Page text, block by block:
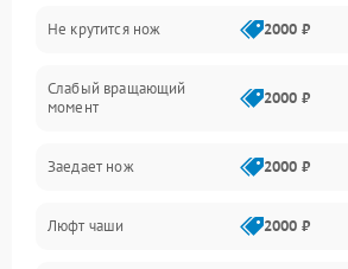
Не крутится нож 2000 ₽
Слабый вращающий
момент
2000 ₽
Заедает нож 2000 ₽
Люфт чаши 2000 ₽